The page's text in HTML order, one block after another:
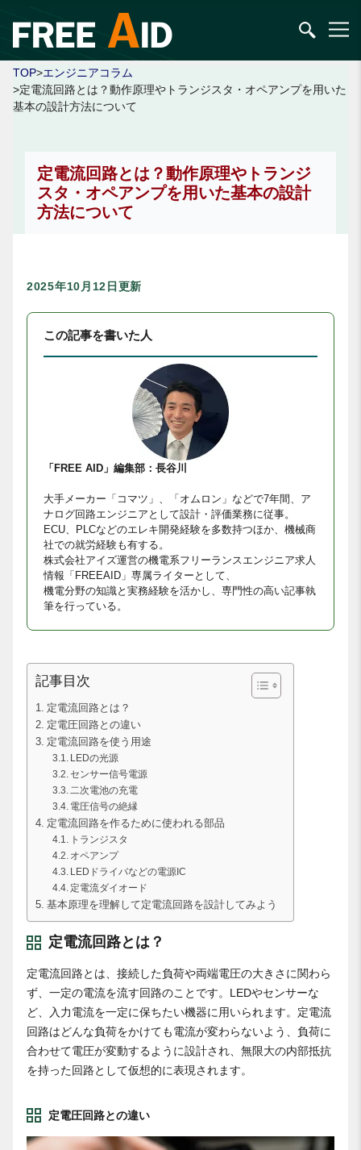
TOP>エンジニアコラム
>定電流回路とは？動作原理やトランジスタ・オペアンプを用いた
基本の設計方法について
定電流回路とは？動作原理やトランジ
スタ・オペアンプを用いた基本の設計
方法について
2025年10月12日更新
この記事を書いた人
「FREE AID」編集部：長谷川
大手メーカー「コマツ」、「オムロン」などで7年間、ア
ナログ回路エンジニアとして設計・評価業務に従事。
ECU、PLCなどのエレキ開発経験を多数持つほか、機械商
社での就労経験も有する。
株式会社アイズ運営の機電系フリーランスエンジニア求人
情報「FREEAID」専属ライターとして、
機電分野の知識と実務経験を活かし、専門性の高い記事執
筆を行っている。
記事目次
定電流回路とは？
定電圧回路との違い
定電流回路を使う用途
LEDの光源
センサー信号電源
二次電池の充電
電圧信号の絶縁
定電流回路を作るために使われる部品
トランジスタ
オペアンプ
LEDドライバなどの電源IC
定電流ダイオード
基本原理を理解して定電流回路を設計してみよう
定電流回路とは？
定電流回路とは、接続した負荷や両端電圧の大きさに関わら
ず、一定の電流を流す回路のことです。LEDやセンサーな
ど、入力電流を一定に保ちたい機器に用いられます。定電流
回路はどんな負荷をかけても電流が変わらないよう、負荷に
合わせて電圧が変動するように設計され、無限大の内部抵抗
を持った回路として仮想的に表現されます。
定電圧回路との違い